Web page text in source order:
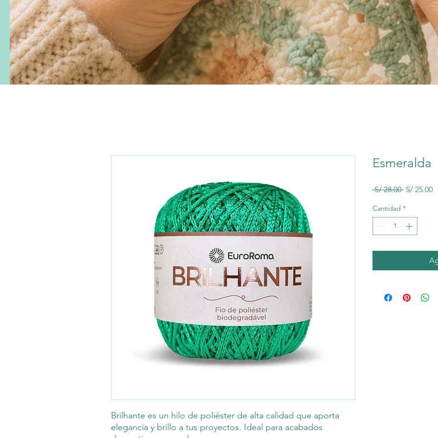
Brilhante es un hilo de poliéster de alta calidad que aporta
elegancia y brillo a tus proyectos. Ideal para acabados
Esmeralda
S/ 28.00 Precio
S/ 25.00
Cantidad *